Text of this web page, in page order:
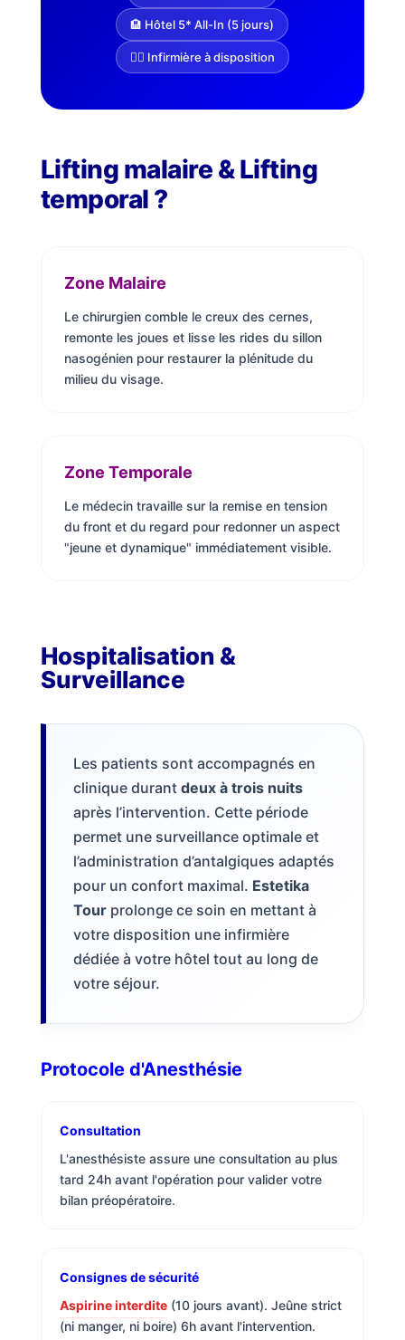
🏨 Hôtel 5* All-In (5 jours)
👩‍⚕️ Infirmière à disposition
Lifting malaire & Lifting
temporal ?
Zone Malaire
Le chirurgien comble le creux des cernes,
remonte les joues et lisse les rides du sillon
nasogénien pour restaurer la plénitude du
milieu du visage.
Zone Temporale
Le médecin travaille sur la remise en tension
du front et du regard pour redonner un aspect
"jeune et dynamique" immédiatement visible.
Hospitalisation &
Surveillance
Les patients sont accompagnés en
clinique durant deux à trois nuits
après l’intervention. Cette période
permet une surveillance optimale et
l’administration d’antalgiques adaptés
pour un confort maximal. Estetika
Tourprolonge ce soin en mettant à
votre disposition une infirmière
dédiée à votre hôtel tout au long de
votre séjour.
Protocole d'Anesthésie
Consultation
L'anesthésiste assure une consultation au plus
tard 24h avant l'opération pour valider votre
bilan préopératoire.
Consignes de sécurité
Aspirine interdite(10 jours avant). Jeûne strict
(ni manger, ni boire) 6h avant l'intervention.